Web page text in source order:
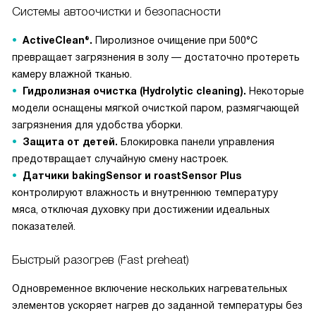
Системы автоочистки и безопасности
ActiveClean®. Пиролизное очищение при 500°C
превращает загрязнения в золу — достаточно протереть
камеру влажной тканью.
Гидролизная очистка (Hydrolytic cleaning). Некоторые
модели оснащены мягкой очисткой паром, размягчающей
загрязнения для удобства уборки.
Защита от детей. Блокировка панели управления
предотвращает случайную смену настроек.
Датчики bakingSensor и roastSensor Plus
контролируют влажность и внутреннюю температуру
мяса, отключая духовку при достижении идеальных
показателей.
Быстрый разогрев (Fast preheat)
Одновременное включение нескольких нагревательных
элементов ускоряет нагрев до заданной температуры без